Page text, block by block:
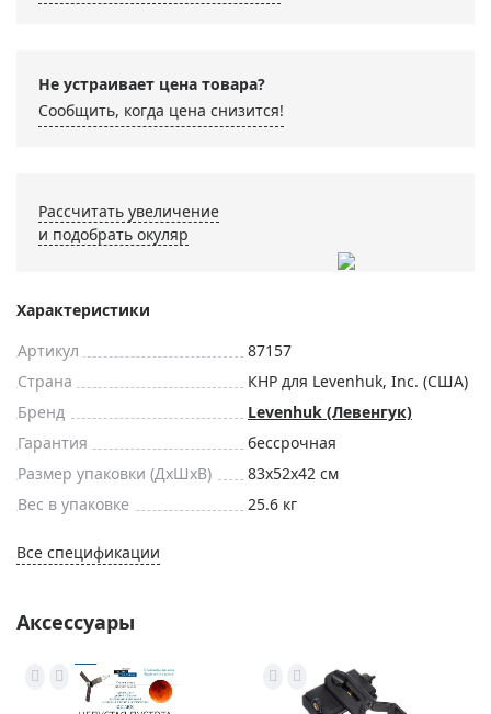
Не устраивает цена товара?
Сообщить, когда цена снизится!
Рассчитать увеличение
и подобрать окуляр
Характеристики
Артикул
87157
Страна
КНР для Levenhuk, Inc. (США)
Бренд
Levenhuk (Левенгук)
Гарантия
бессрочная
Размер упаковки (ДxШxВ)
83x52x42 см
Вес в упаковке
25.6 кг
Все спецификации
Аксессуары